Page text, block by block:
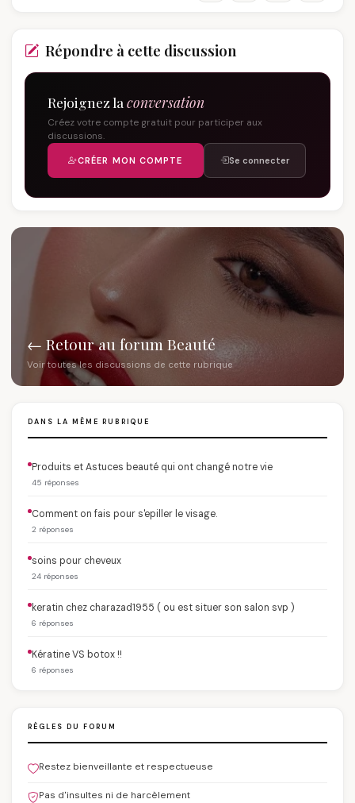
Répondre à cette discussion
Rejoignez la conversation
Créez votre compte gratuit pour participer aux
discussions.
CRÉER MON COMPTE Se connecter
← Retour au forum Beauté
Voir toutes les discussions de cette rubrique
DANS LA MÊME RUBRIQUE
Produits et Astuces beauté qui ont changé notre vie
45 réponses
Comment on fais pour s'epiller le visage.
2 réponses
soins pour cheveux
24 réponses
keratin chez charazad1955 ( ou est situer son salon svp )
6 réponses
Kératine VS botox !!
6 réponses
RÈGLES DU FORUM
Restez bienveillante et respectueuse
Pas d'insultes ni de harcèlement